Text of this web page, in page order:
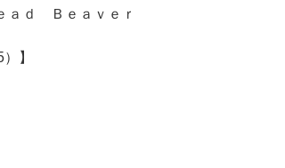
ａｄ Ｂｅａｖｅｒ
】